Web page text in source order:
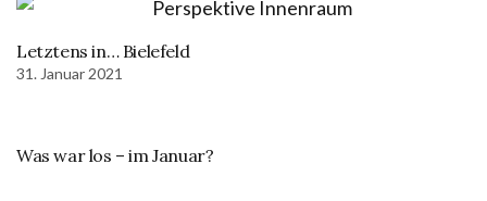
Letztens in… Bielefeld
31. Januar 2021
Was war los – im Januar?